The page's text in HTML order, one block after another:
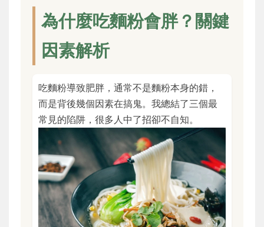
為什麼吃麵粉會胖？關鍵
因素解析
吃麵粉導致肥胖，通常不是麵粉本身的錯，
而是背後幾個因素在搞鬼。我總結了三個最
常見的陷阱，很多人中了招卻不自知。